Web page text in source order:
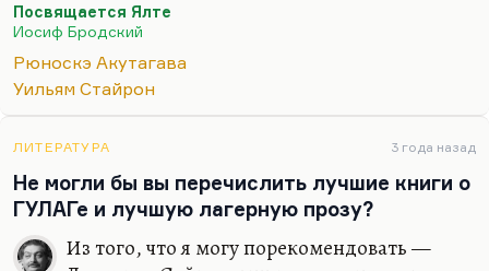
психотерапевтическую функцию. Потому что как
бы он там побывал до нас ― в отчаянии, в самой
глубокой депрессии. Он же такой японский
Кафка. И он сумел как-то…
Посвящается Ялте
Иосиф Бродский
Рюноскэ Акутагава
Уильям Стайрон
ЛИТЕРАТУРА 3 года назад
Не могли бы вы перечислить лучшие книги о
ГУЛАГе и лучшую лагерную прозу?
Из того, что я могу порекомендовать —